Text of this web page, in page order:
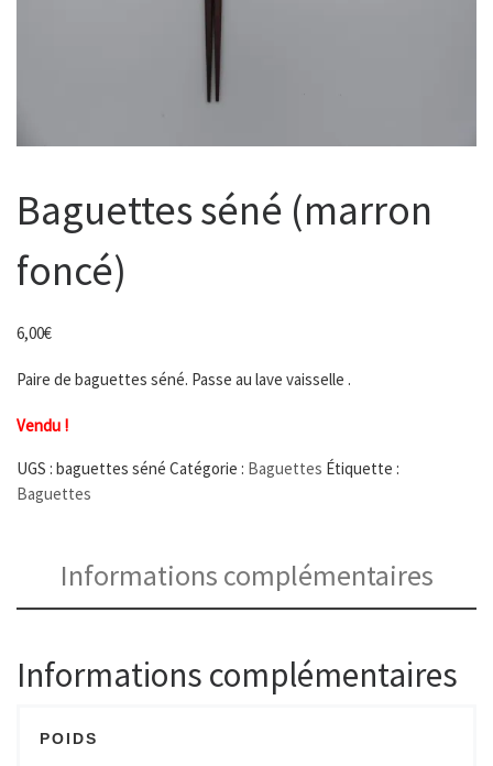
Baguettes séné (marron
foncé)
6,00€
Paire de baguettes séné. Passe au lave vaisselle .
Vendu !
UGS : baguettes séné Catégorie : Baguettes Étiquette :
Baguettes
Informations complémentaires
Informations complémentaires
POIDS